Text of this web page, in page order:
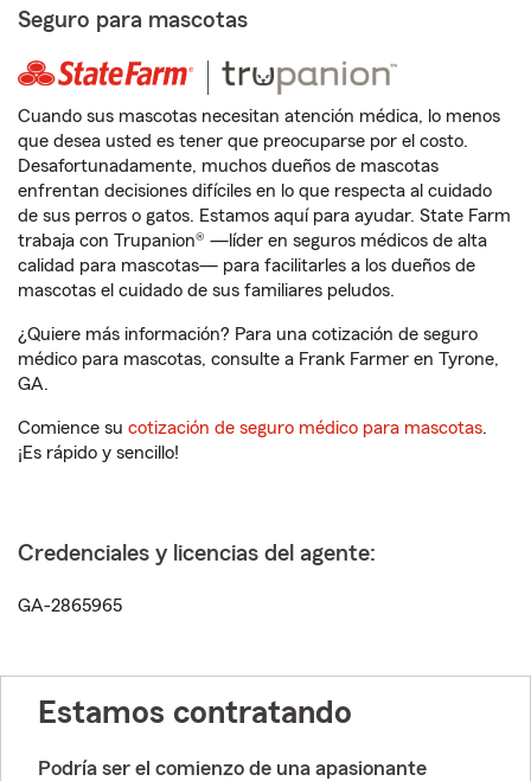
Seguro para mascotas
Cuando sus mascotas necesitan atención médica, lo menos
que desea usted es tener que preocuparse por el costo.
Desafortunadamente, muchos dueños de mascotas
enfrentan decisiones difíciles en lo que respecta al cuidado
de sus perros o gatos. Estamos aquí para ayudar. State Farm
trabaja con Trupanion® —líder en seguros médicos de alta
calidad para mascotas— para facilitarles a los dueños de
mascotas el cuidado de sus familiares peludos.
¿Quiere más información? Para una cotización de seguro
médico para mascotas, consulte a Frank Farmer en Tyrone,
GA.
Comience su cotización de seguro médico para mascotas.
¡Es rápido y sencillo!
Credenciales y licencias del agente:
GA-2865965
Estamos contratando
Podría ser el comienzo de una apasionante